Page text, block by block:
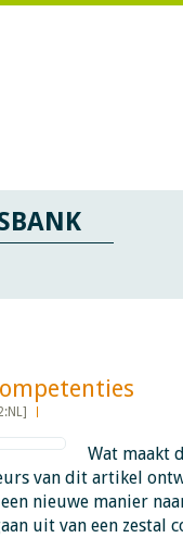
Wat maakt
van dit artikel
nieuwe manier
uit van een zestal